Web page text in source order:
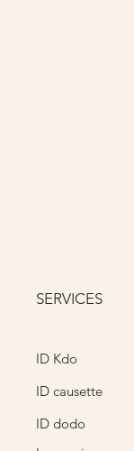
SERVICES
ID Kdo
ID causette
ID dodo